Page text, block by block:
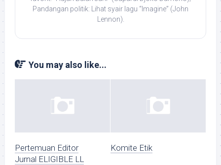
Pandangan politik: Lihat syair lagu “Imagine” (John
Lennon).
You may also like...
Pertemuan Editor
Jurnal ELIGIBLE LL
Komite Etik